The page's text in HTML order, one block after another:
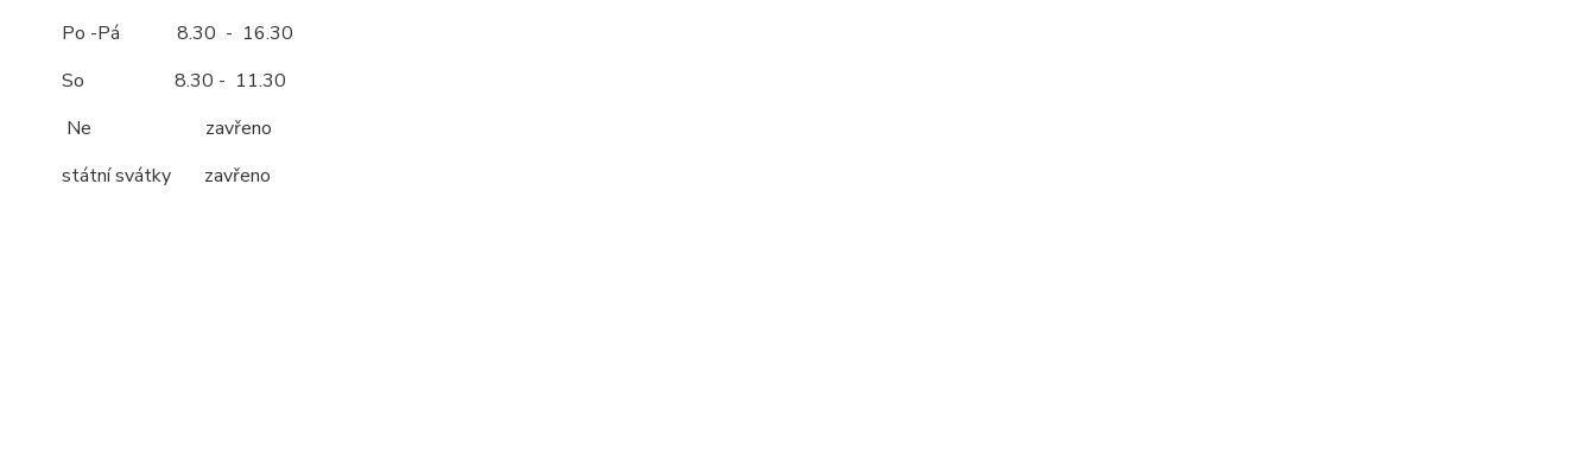
Po -Pá 8.30 - 16.30
So 8.30 - 11.30
Ne zavřeno
státní svátky zavřeno